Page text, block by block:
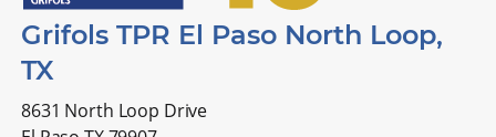
Grifols TPR El Paso North Loop,
TX
8631 North Loop Drive